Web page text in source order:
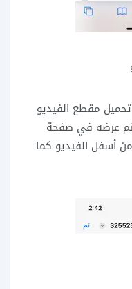
تحميل مقطع الفيديو
عرضه في صفحة
أسفل الفيديو كما